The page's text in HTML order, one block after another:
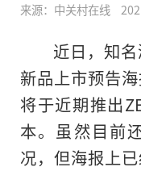
来源：中关村在线
近日，知
新品上市预告
将于近期推出
本。虽然目前
况，但海报上